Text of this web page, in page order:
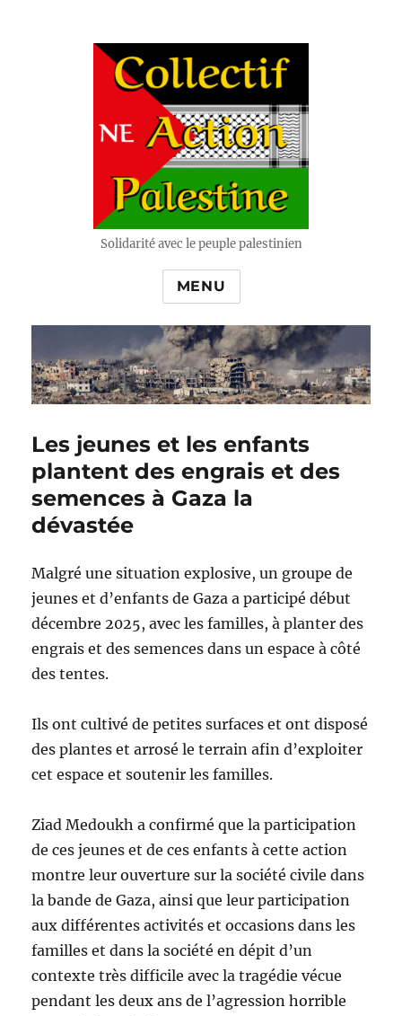
Solidarité avec le peuple palestinien
MENU
Les jeunes et les enfants
plantent des engrais et des
semences à Gaza la
dévastée
Malgré une situation explosive, un groupe de
jeunes et d’enfants de Gaza a participé début
décembre 2025, avec les familles, à planter des
engrais et des semences dans un espace à côté
des tentes.
Ils ont cultivé de petites surfaces et ont disposé
des plantes et arrosé le terrain afin d’exploiter
cet espace et soutenir les familles.
Ziad Medoukh a confirmé que la participation
de ces jeunes et de ces enfants à cette action
montre leur ouverture sur la société civile dans
la bande de Gaza, ainsi que leur participation
aux différentes activités et occasions dans les
familles et dans la société en dépit d’un
contexte très difficile avec la tragédie vécue
pendant les deux ans de l’agression horrible